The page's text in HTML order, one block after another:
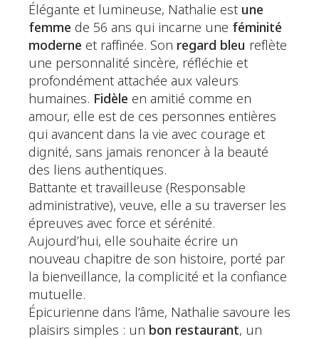
Élégante et lumineuse, Nathalie est une
femme de 56 ans qui incarne une féminité
moderne et raffinée. Son regard bleu reflète
une personnalité sincère, réfléchie et
profondément attachée aux valeurs
humaines. Fidèle en amitié comme en
amour, elle est de ces personnes entières
qui avancent dans la vie avec courage et
dignité, sans jamais renoncer à la beauté
des liens authentiques.
Battante et travailleuse (Responsable
administrative), veuve, elle a su traverser les
épreuves avec force et sérénité.
Aujourd’hui, elle souhaite écrire un
nouveau chapitre de son histoire, porté par
la bienveillance, la complicité et la confiance
mutuelle.
Épicurienne dans l’âme, Nathalie savoure les
plaisirs simples : un bon restaurant, un